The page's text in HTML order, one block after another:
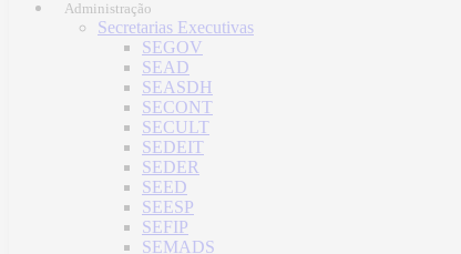
Administração
Secretarias Executivas
SEGOV
SEAD
SEASDH
SECONT
SECULT
SEDEIT
SEDER
SEED
SEESP
SEFIP
SEMADS